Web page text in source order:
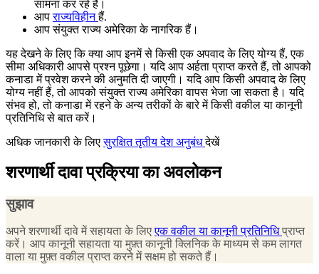
सामना कर रहे हैं।
आपराज्यविहीनहैं.
आप संयुक्त राज्य अमेरिका के नागरिक हैं।
यह देखने के लिए कि क्या आप इनमें से किसी एक अपवाद के लिए योग्य हैं, एक
सीमा अधिकारी आपसे प्रश्न पूछेगा। यदि आप अर्हता प्राप्त करते हैं, तो आपको
कनाडा में प्रवेश करने की अनुमति दी जाएगी। यदि आप किसी अपवाद के लिए
योग्य नहीं हैं, तो आपको संयुक्त राज्य अमेरिका वापस भेजा जा सकता है। यदि
संभव हो, तो कनाडा में रहने के अन्य तरीकों के बारे में किसी वकील या कानूनी
प्रतिनिधि से बात करें।
अधिक जानकारी के लिएसुरक्षित तृतीय देश अनुबंधदेखें
शरणार्थी दावा प्रक्रिया का अवलोकन
सुझाव
अपने शरणार्थी दावे में सहायता के लिएएक वकील या कानूनी प्रतिनिधिप्राप्त
करें। आप कानूनी सहायता या मुफ़्त कानूनी क्लिनिक के माध्यम से कम लागत
वाला या मुफ़्त वकील प्राप्त करने में सक्षम हो सकते हैं।